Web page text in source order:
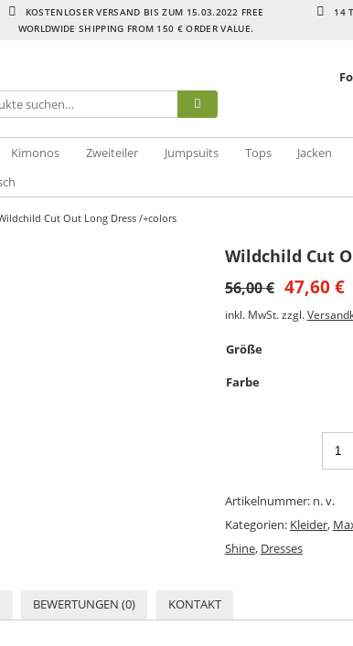
KOSTENLOSER VERSAND BIS ZUM 15.03.2022 FREE
WORLDWIDE SHIPPING FROM 150 € ORDER VALUE.
14
Kimonos Zweiteiler Jumpsuits Tops Jacken
Cut Out Long Dress /+colors
Wildchild Cut
56,00€ 47,60 €
inkl. MwSt. zzgl.
Größe
Farbe
Artikelnummer: n. v.
Kategorien: Kleider,
Shine, Dresses
BEWERTUNGEN (0) KONTAKT